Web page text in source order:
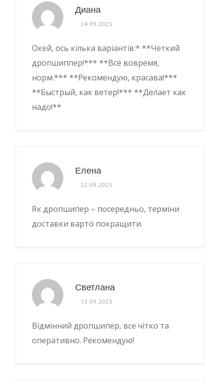
Диана
24.09.2025
Окей, ось кілька варіантів:* **Чёткий
дропшиппер!*** **Всё вовремя,
норм.*** **Рекомендую, красава!***
**Быстрый, как ветер!*** **Делает как
надо!**
Елена
22.09.2025
Як дропшипер – посередньо, терміни
доставки варто покращити.
Светлана
13.09.2025
Відмінний дропшипер, все чітко та
оперативно. Рекомендую!